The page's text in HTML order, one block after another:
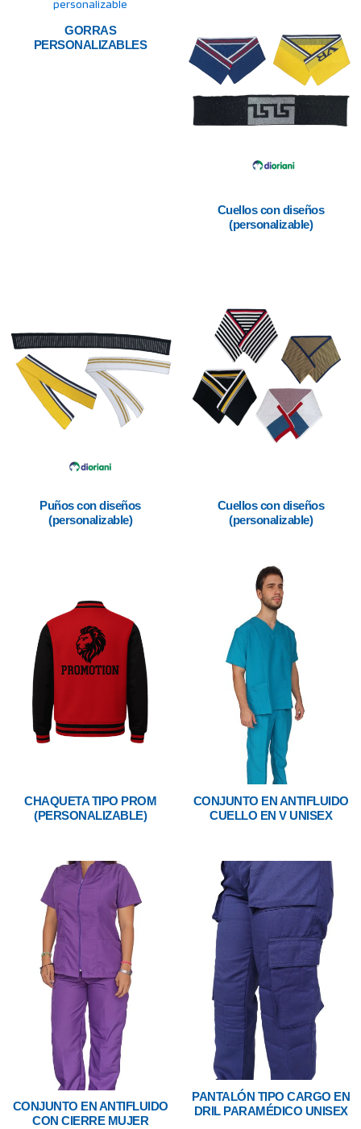
GORRAS
PERSONALIZABLES
Cuellos con diseños
(personalizable)
Puños con diseños
(personalizable)
Cuellos con diseños
(personalizable)
CHAQUETA TIPO PROM
(PERSONALIZABLE)
CONJUNTO EN ANTIFLUIDO
CUELLO EN V UNISEX
CONJUNTO EN ANTIFLUIDO
CON CIERRE MUJER
PANTALÓN TIPO CARGO EN
DRIL PARAMÉDICO UNISEX